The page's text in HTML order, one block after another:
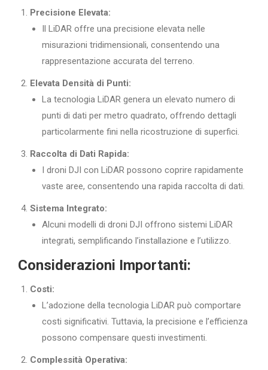
Precisione Elevata:
Il LiDAR offre una precisione elevata nelle
misurazioni tridimensionali, consentendo una
rappresentazione accurata del terreno.
Elevata Densità di Punti:
La tecnologia LiDAR genera un elevato numero di
punti di dati per metro quadrato, offrendo dettagli
particolarmente fini nella ricostruzione di superfici.
Raccolta di Dati Rapida:
I droni DJI con LiDAR possono coprire rapidamente
vaste aree, consentendo una rapida raccolta di dati.
Sistema Integrato:
Alcuni modelli di droni DJI offrono sistemi LiDAR
integrati, semplificando l’installazione e l’utilizzo.
Considerazioni Importanti:
Costi:
L’adozione della tecnologia LiDAR può comportare
costi significativi. Tuttavia, la precisione e l’efficienza
possono compensare questi investimenti.
Complessità Operativa: